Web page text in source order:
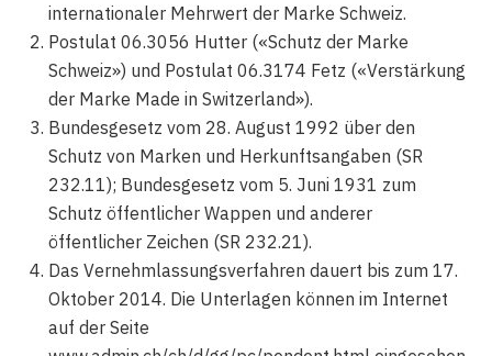
internationaler Mehrwert der Marke Schweiz.
Postulat 06.3056 Hutter («Schutz der Marke
Schweiz») und Postulat 06.3174 Fetz («Verstärkung
der Marke Made in Switzerland»).
Bundesgesetz vom 28. August 1992 über den
Schutz von Marken und Herkunftsangaben (SR
232.11); Bundesgesetz vom 5. Juni 1931 zum
Schutz öffentlicher Wappen und anderer
öffentlicher Zeichen (SR 232.21).
Das Vernehmlassungsverfahren dauert bis zum 17.
Oktober 2014. Die Unterlagen können im Internet
auf der Seite